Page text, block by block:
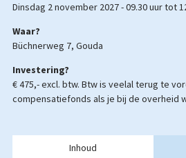
dinsdag 2 november 2027 -09.30 uurtot
Waar?
Büchnerweg 7, Gouda
Investering?
€ 475,- excl. btw. Btw is veelal terug te
compensatiefonds als je bij de overheid
Inhoud